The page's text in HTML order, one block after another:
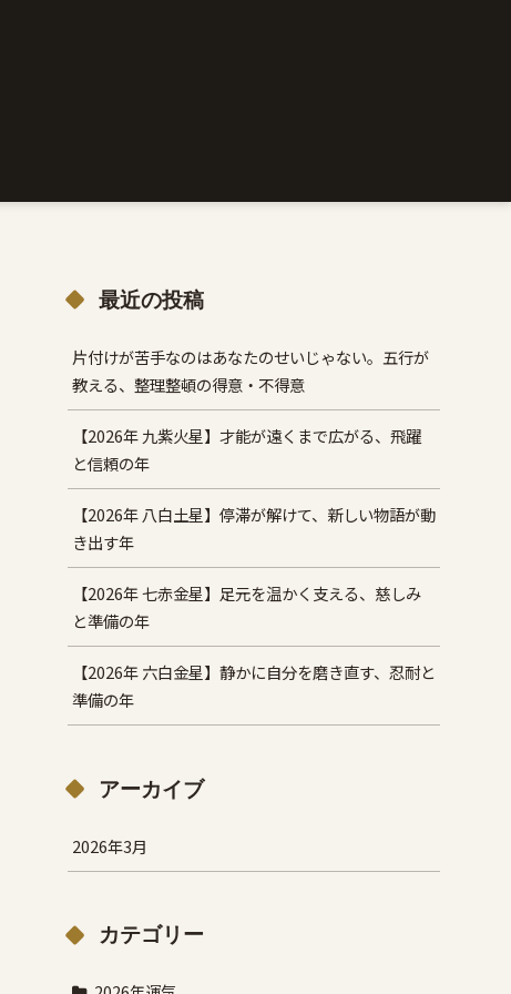
最近の投稿
片付けが苦手なのはあなたのせいじゃない。五行が
教える、整理整頓の得意・不得意
【2026年 九紫火星】才能が遠くまで広がる、飛躍
と信頼の年
【2026年 八白土星】停滞が解けて、新しい物語が動
き出す年
【2026年 七赤金星】足元を温かく支える、慈しみ
と準備の年
【2026年 六白金星】静かに自分を磨き直す、忍耐と
準備の年
アーカイブ
2026年3月
カテゴリー